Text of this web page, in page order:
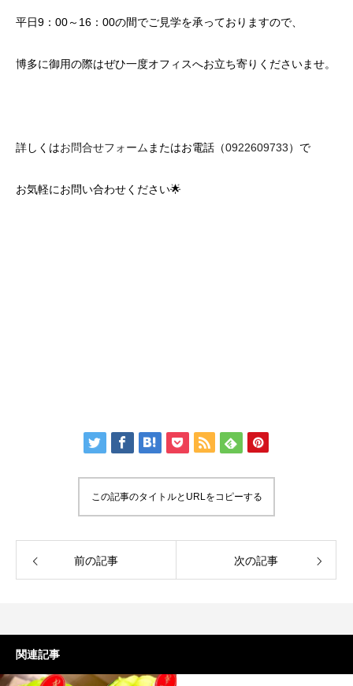
平日9：00～16：00の間でご見学を承っておりますので、
博多に御用の際はぜひ一度オフィスへお立ち寄りくださいませ。
詳しくはお問合せフォーム またはお電話（0922609733）で
お気軽にお問い合わせください🌟
この記事のタイトルとURLをコピーする
前の記事 次の記事
関連記事